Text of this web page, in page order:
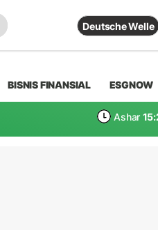
Deutsche Welle
BISNIS FINANSIAL ESGNOW
Ashar